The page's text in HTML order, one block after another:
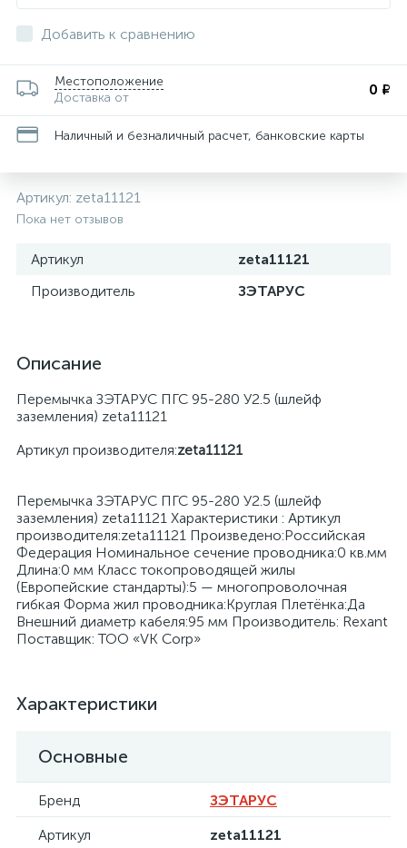
Добавить к сравнению
Местоположение
Доставка от
0 ₽
Наличный и безналичный расчет, банковские карты
Артикул: zeta11121
Пока нет отзывов
Артикул
zeta11121
Производитель
ЗЭТАРУС
Описание
Перемычка ЗЭТАРУС ПГС 95-280 У2.5 (шлейф
заземления) zeta11121
Артикул производителя:zeta11121
Перемычка ЗЭТАРУС ПГС 95-280 У2.5 (шлейф
заземления) zeta11121 Характеристики : Артикул
производителя:zeta11121 Произведено:Российская
Федерация Номинальное сечение проводника:0 кв.мм
Длина:0 мм Класс токопроводящей жилы
(Европейские стандарты):5 — многопроволочная
гибкая Форма жил проводника:Круглая Плетёнка:Да
Внешний диаметр кабеля:95 мм Производитель: Rexant
Поставщик: ТОО «VK Corp»
Характеристики
Основные
Бренд
ЗЭТАРУС
Артикул
zeta11121